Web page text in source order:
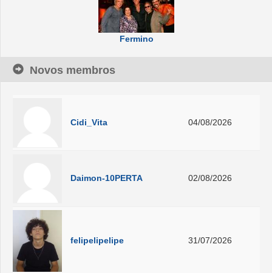
Fermino
Novos membros
Cidi_Vita 04/08/2026
Daimon-10PERTA 02/08/2026
felipelipelipe 31/07/2026